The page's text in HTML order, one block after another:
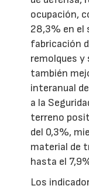
ocupación,
28,3% en el
fabricación
remolques y
también
interanual
a la
terreno
del 0,3%,
material de
hasta el
Los